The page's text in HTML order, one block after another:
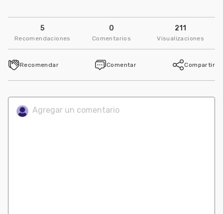
5
Recomendaciones
0
Comentarios
211
Visualizaciones
Recomendar Comentar Compartir